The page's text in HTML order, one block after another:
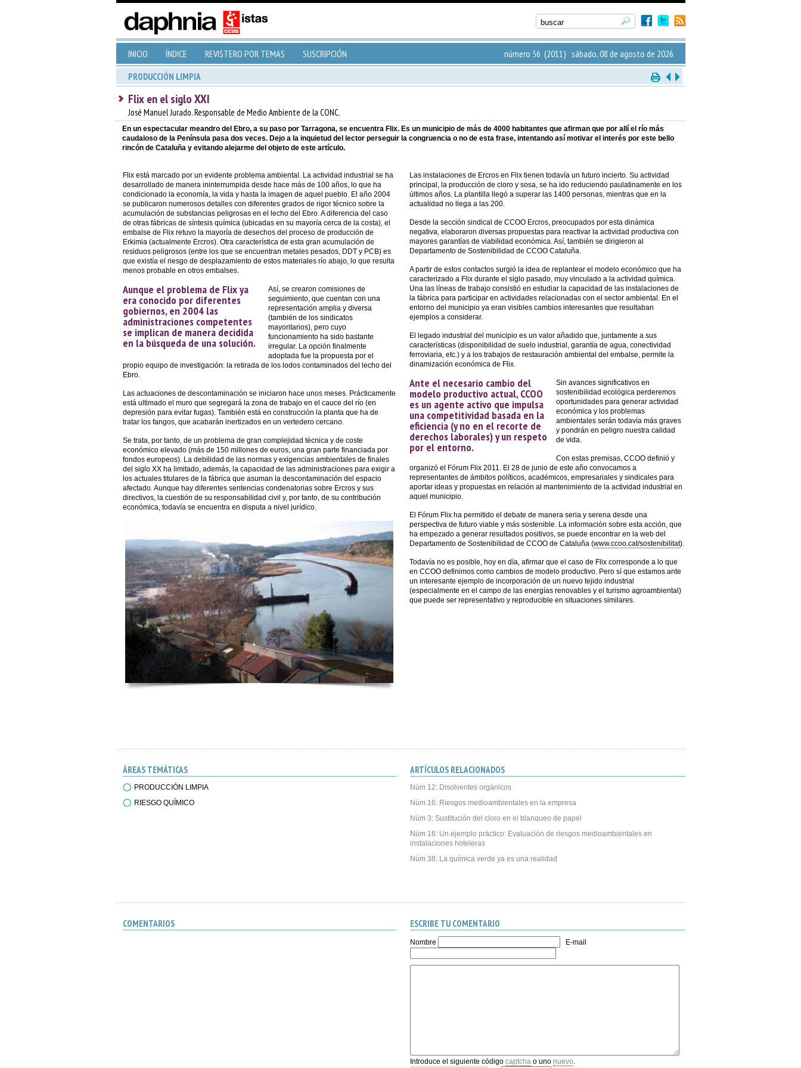
INICIO ÍNDICE REVISTERO POR TEMAS SUSCRIPCIÓN número 56 (2011) sábado, 08 de agosto de 2026
PRODUCCIÓN LIMPIA
Flix en el siglo XXI
José Manuel Jurado. Responsable de Medio Ambiente de la CONC.
En un espectacular meandro del Ebro, a su paso por Tarragona, se encuentra Flix. Es un municipio de más de 4000 habitantes que afirman que por allí el río más
caudaloso de la Península pasa dos veces. Dejo a la inquietud del lector perseguir la congruencia o no de esta frase, intentando así motivar el interés por este bello
rincón de Cataluña y evitando alejarme del objeto de este artículo.
Flix está marcado por un evidente problema ambiental. La actividad industrial se ha
desarrollado de manera ininterrumpida desde hace más de 100 años, lo que ha
condicionado la economía, la vida y hasta la imagen de aquel pueblo. El año 2004
se publicaron numerosos detalles con diferentes grados de rigor técnico sobre la
acumulación de substancias peligrosas en el lecho del Ebro. A diferencia del caso
de otras fábricas de síntesis química (ubicadas en su mayoría cerca de la costa), el
embalse de Flix retuvo la mayoría de desechos del proceso de producción de
Erkimia (actualmente Ercros). Otra característica de esta gran acumulación de
residuos peligrosos (entre los que se encuentran metales pesados, DDT y PCB) es
que existía el riesgo de desplazamiento de estos materiales río abajo, lo que resulta
menos probable en otros embalses.
Aunque el problema de Flix ya
era conocido por diferentes
gobiernos, en 2004 las
administraciones competentes
se implican de manera decidida
en la búsqueda de una solución.
Así, se crearon comisiones de
seguimiento, que cuentan con una
representación amplia y diversa
(también de los sindicatos
mayoritarios), pero cuyo
funcionamiento ha sido bastante
irregular. La opción finalmente
adoptada fue la propuesta por el
propio equipo de investigación: la retirada de los lodos contaminados del lecho del
Ebro.
Las actuaciones de descontaminación se iniciaron hace unos meses. Prácticamente
está ultimado el muro que segregará la zona de trabajo en el cauce del río (en
depresión para evitar fugas). También está en construcción la planta que ha de
tratar los fangos, que acabarán inertizados en un vertedero cercano.
Se trata, por tanto, de un problema de gran complejidad técnica y de coste
económico elevado (más de 150 millones de euros, una gran parte financiada por
fondos europeos). La debilidad de las normas y exigencias ambientales de finales
del siglo XX ha limitado, además, la capacidad de las administraciones para exigir a
los actuales titulares de la fábrica que asuman la descontaminación del espacio
afectado. Aunque hay diferentes sentencias condenatorias sobre Ercros y sus
directivos, la cuestión de su responsabilidad civil y, por tanto, de su contribución
económica, todavía se encuentra en disputa a nivel jurídico.
Las instalaciones de Ercros en Flix tienen todavía un futuro incierto. Su actividad
principal, la producción de cloro y sosa, se ha ido reduciendo paulatinamente en los
últimos años. La plantilla llegó a superar las 1400 personas, mientras que en la
actualidad no llega a las 200.
Desde la sección sindical de CCOO Ercros, preocupados por esta dinámica
negativa, elaboraron diversas propuestas para reactivar la actividad productiva con
mayores garantías de viabilidad económica. Así, también se dirigieron al
Departamento de Sostenibilidad de CCOO Cataluña.
A partir de estos contactos surgió la idea de replantear el modelo económico que ha
caracterizado a Flix durante el siglo pasado, muy vinculado a la actividad química.
Una las líneas de trabajo consistió en estudiar la capacidad de las instalaciones de
la fábrica para participar en actividades relacionadas con el sector ambiental. En el
entorno del municipio ya eran visibles cambios interesantes que resultaban
ejemplos a considerar.
El legado industrial del municipio es un valor añadido que, juntamente a sus
características (disponibilidad de suelo industrial, garantía de agua, conectividad
ferroviaria, etc.) y a los trabajos de restauración ambiental del embalse, permite la
dinamización económica de Flix.
Ante el necesario cambio del
modelo productivo actual, CCOO
es un agente activo que impulsa
una competitividad basada en la
eficiencia (y no en el recorte de
derechos laborales) y un respeto
por el entorno.
Sin avances significativos en
sostenibilidad ecológica perderemos
oportunidades para generar actividad
económica y los problemas
ambientales serán todavía más graves
y pondrán en peligro nuestra calidad
de vida.
Con estas premisas, CCOO definió y
organizó el Fórum Flix 2011. El 28 de junio de este año convocamos a
representantes de ámbitos políticos, académicos, empresariales y sindicales para
aportar ideas y propuestas en relación al mantenimiento de la actividad industrial en
aquel municipio.
El Fórum Flix ha permitido el debate de manera seria y serena desde una
perspectiva de futuro viable y más sostenible. La información sobre esta acción, que
ha empezado a generar resultados positivos, se puede encontrar en la web del
Departamento de Sostenibilidad de CCOO de Cataluña (www.ccoo.cat/sostenibilitat).
Todavía no es posible, hoy en día, afirmar que el caso de Flix corresponde a lo que
en CCOO definimos como cambios de modelo productivo. Pero sí que estamos ante
un interesante ejemplo de incorporación de un nuevo tejido industrial
(especialmente en el campo de las energías renovables y el turismo agroambiental)
que puede ser representativo y reproducible en situaciones similares.
ÁREAS TEMÁTICAS
PRODUCCIÓN LIMPIA
RIESGO QUÍMICO
ARTÍCULOS RELACIONADOS
Núm 12: Disolventes orgánicos
Núm 16: Riesgos medioambientales en la empresa
Núm 3: Sustitución del cloro en el blanqueo de papel
Núm 16: Un ejemplo práctico: Evaluación de riesgos medioambientales en
instalaciones hoteleras
Núm 38: La química verde ya es una realidad
COMENTARIOS ESCRIBE TU COMENTARIO
Nombre E-mail
Introduce el siguiente código captcha o uno nuevo